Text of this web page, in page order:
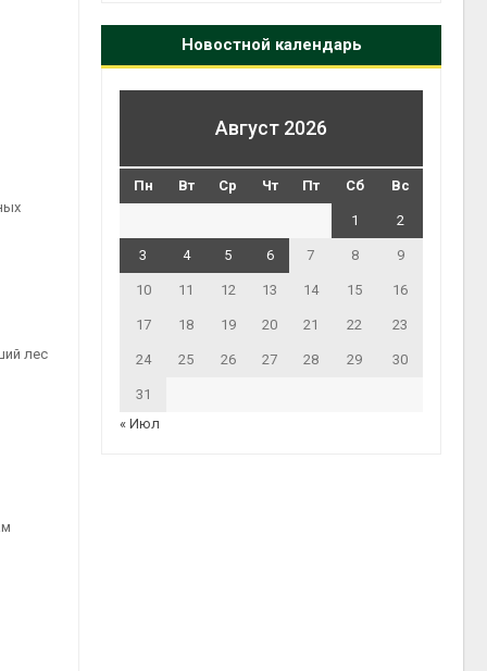
лес
Новостной календарь
Август 2026
Пн Вт Ср Чт Пт Сб Вс
1 2
3 4 5 6 7 8 9
10 11 12 13 14 15 16
17 18 19 20 21 22 23
24 25 26 27 28 29 30
31
« Июл